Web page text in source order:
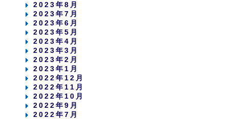
2023年8月
2023年7月
2023年6月
2023年5月
2023年4月
2023年3月
2023年2月
2023年1月
2022年12月
2022年11月
2022年10月
2022年9月
2022年7月